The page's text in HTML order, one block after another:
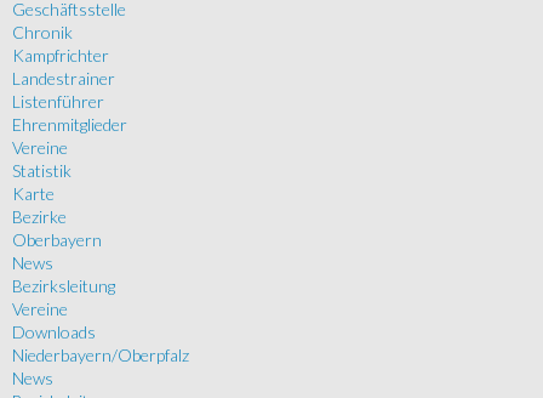
Geschäftsstelle
Chronik
Kampfrichter
Landestrainer
Listenführer
Ehrenmitglieder
Vereine
Statistik
Karte
Bezirke
Oberbayern
News
Bezirksleitung
Vereine
Downloads
Niederbayern/Oberpfalz
News